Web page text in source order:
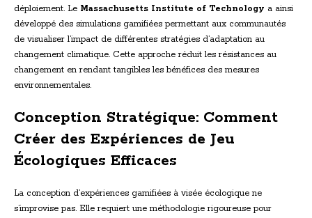
déploiement. Le Massachusetts Institute of Technology a ainsi
développé des simulations gamifiées permettant aux communautés
de visualiser l’impact de différentes stratégies d’adaptation au
changement climatique. Cette approche réduit les résistances au
changement en rendant tangibles les bénéfices des mesures
environnementales.
Conception Stratégique: Comment
Créer des Expériences de Jeu
Écologiques Efficaces
La conception d’expériences gamifiées à visée écologique ne
s’improvise pas. Elle requiert une méthodologie rigoureuse pour